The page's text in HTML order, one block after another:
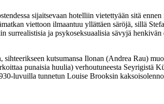
sijaitsevaan hotelliin vietettyään sitä
viettoon ilmaantuu yllättäen säröjä, sillä
ja psykoseksuaalisia sävyjä
sihteerikseen kutsumansa Ilonan (Andrea Rau)
punaisia huulia) verhoutuneesta Seyrigistä
tunnetun Louise Brooksin